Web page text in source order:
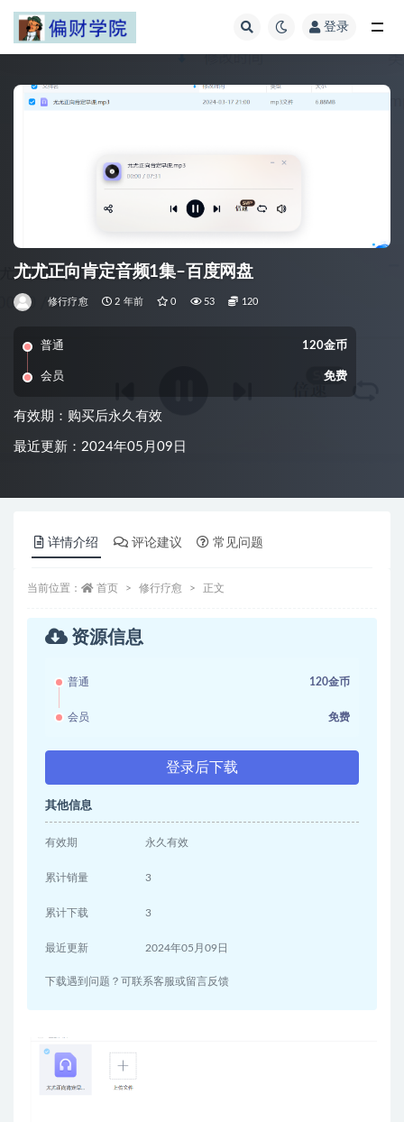
登录
尤尤正向肯定音频1集–百度网盘
修行疗愈 2 年前 0 53 120
普通 120金币
会员 免费
有效期：购买后永久有效
最近更新：2024年05月09日
详情介绍 评论建议 常见问题
当前位置： 首页 修行疗愈 正文
资源信息
普通 120金币
会员 免费
登录后下载
其他信息
有效期 永久有效
累计销量 3
累计下载 3
最近更新 2024年05月09日
下载遇到问题？可联系客服或留言反馈